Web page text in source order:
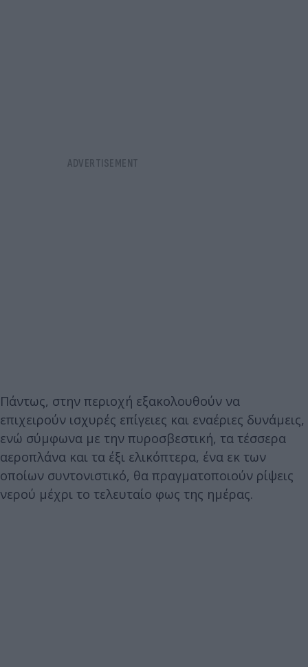
Πάντως, στην περιοχή εξακολουθούν να
επιχειρούν ισχυρές επίγειες και εναέριες δυνάμεις,
ενώ σύμφωνα με την πυροσβεστική, τα τέσσερα
αεροπλάνα και τα έξι ελικόπτερα, ένα εκ των
οποίων συντονιστικό, θα πραγματοποιούν ρίψεις
νερού μέχρι το τελευταίο φως της ημέρας.